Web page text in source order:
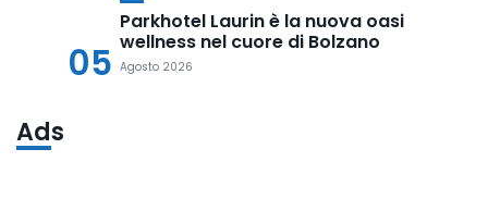
05
Parkhotel Laurin è la nuova oasi
wellness nel cuore di Bolzano
Agosto 2026
Ads